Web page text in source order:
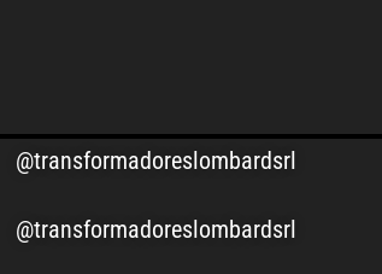
@transformadoreslombardsrl
@transformadoreslombardsrl